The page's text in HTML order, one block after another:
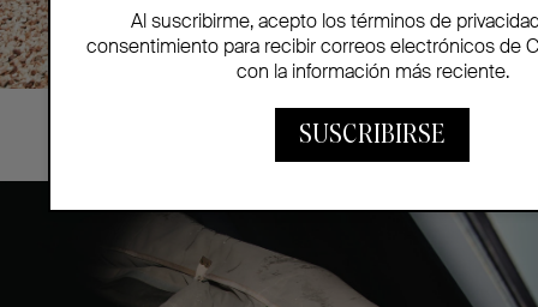
© Iulia Matei
Al suscribirme, acepto los términos de
consentimiento para recibir correos electrónicos de
con la información más reciente.
SUSCRIBIRSE